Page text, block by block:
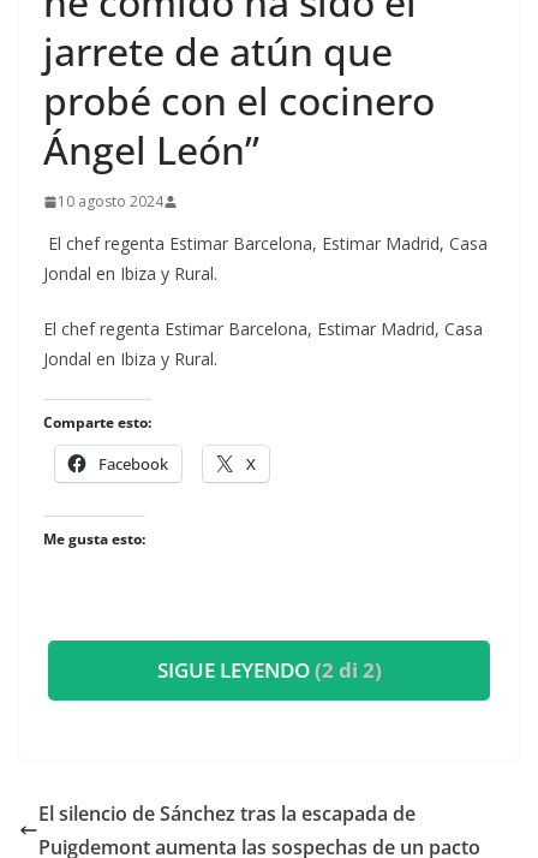
jarrete de atún que
probé con el cocinero
Ángel León”
10 agosto 2024
El chef regenta Estimar Barcelona, Estimar Madrid, Casa
Jondal en Ibiza y Rural.
​El chef regenta Estimar Barcelona, Estimar Madrid, Casa
Jondal en Ibiza y Rural.
Comparte esto:
Facebook X
Me gusta esto:
SIGUE LEYENDO(2 di 2)
El silencio de Sánchez tras la escapada de
Puigdemont aumenta las sospechas de un pacto